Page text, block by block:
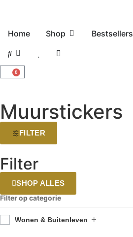
Home Shop Bestsellers
0
Muurstickers
FILTER
Filter
SHOP ALLES
Filter op categorie
Wonen & Buitenleven